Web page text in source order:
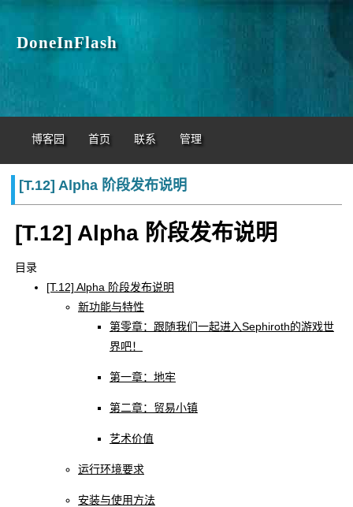
DoneInFlash
博客园 首页 联系 管理
[T.12] Alpha 阶段发布说明
[T.12] Alpha 阶段发布说明
目录
[T.12] Alpha 阶段发布说明
新功能与特性
第零章：跟随我们一起进入Sephiroth的游戏世
界吧！
第一章：地牢
第二章：贸易小镇
艺术价值
运行环境要求
安装与使用方法